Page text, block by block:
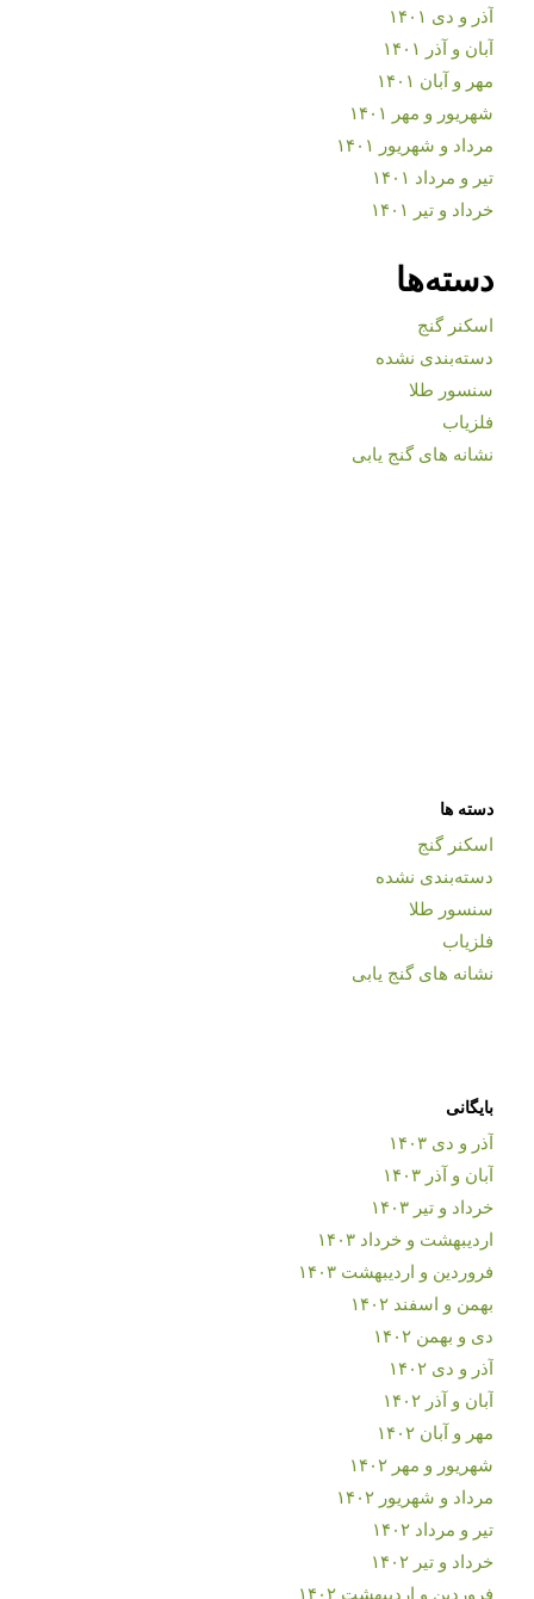
آذر و دی ۱۴۰۱
آبان و آذر ۱۴۰۱
مهر و آبان ۱۴۰۱
شهریور و مهر ۱۴۰۱
مرداد و شهریور ۱۴۰۱
تیر و مرداد ۱۴۰۱
خرداد و تیر ۱۴۰۱
دسته‌ها
اسکنر گنج
دسته‌بندی نشده
سنسور طلا
فلزیاب
نشانه های گنج یابی
دسته ها
اسکنر گنج
دسته‌بندی نشده
سنسور طلا
فلزیاب
نشانه های گنج یابی
بایگانی
آذر و دی ۱۴۰۳
آبان و آذر ۱۴۰۳
خرداد و تیر ۱۴۰۳
اردیبهشت و خرداد ۱۴۰۳
فروردین و اردیبهشت ۱۴۰۳
بهمن و اسفند ۱۴۰۲
دی و بهمن ۱۴۰۲
آذر و دی ۱۴۰۲
آبان و آذر ۱۴۰۲
مهر و آبان ۱۴۰۲
شهریور و مهر ۱۴۰۲
مرداد و شهریور ۱۴۰۲
تیر و مرداد ۱۴۰۲
خرداد و تیر ۱۴۰۲
فروردین و اردیبهشت ۱۴۰۲